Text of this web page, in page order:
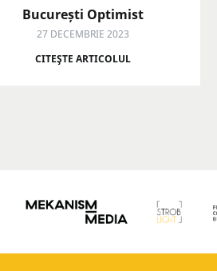
București Optimist
27 DECEMBRIE 2023
CITEŞTE ARTICOLUL